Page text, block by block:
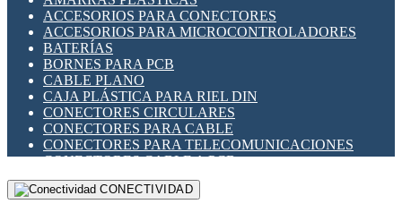
INDICADORES PARA PANEL
INTERFACES DE RELÉ
INTERRUPTORES FIN DE CARRERA
LLAVES CONMUTADORAS
MEDIDORES DE ENERGÍA Y TC'S DE CORRIENTE
MOTORES PASO A PASO
PANTALLAS HMI
PLC -CONTROLADORES LÓGICO PROGRAMABLES
PROGRAMADORES DE HORARIO
RELÉS DE PROTECCIÓN
SENSORES CAPACITIVOS
ACCESORIOS PARA CONECTORES
ACCESORIOS PARA MICROCONTROLADORES
BATERÍAS
BORNES PARA PCB
CABLE PLANO
CAJA PLÁSTICA PARA RIEL DIN
CONECTORES CIRCULARES
CONECTORES PARA CABLE
CONECTORES PARA TELECOMUNICACIONES
CONECTORES CABLE A PCB
CONECTORES PCB A CABLE
DIP SWITCHESCONECTIVIDAD